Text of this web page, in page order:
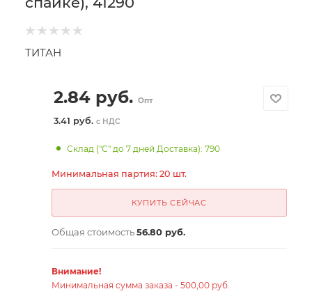
ТИТАН
2.84руб. Опт
3.41 руб. с НДС
Склад ("С" до 7 дней Доставка): 790
Минимальная партия: 20 шт.
КУПИТЬ СЕЙЧАС
Общая стоимость56.80 руб.
Внимание!
Минимальная сумма заказа - 500,00 руб.